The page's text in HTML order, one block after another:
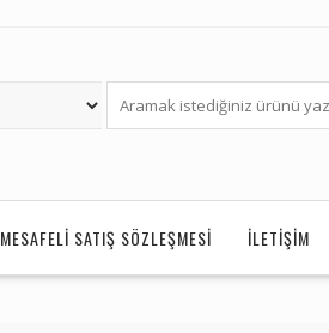
MESAFELI SATIŞ SÖZLEŞMESI İLETIŞIM